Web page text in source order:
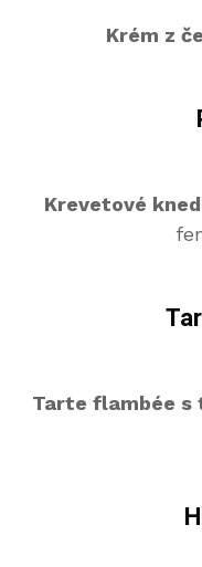
Krém z
Krevetové
Tarte flambée